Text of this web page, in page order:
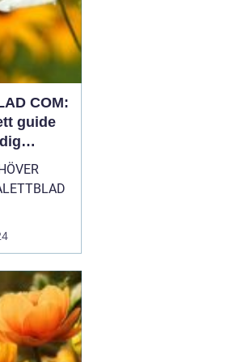
COM:
guide
det även
som
populär